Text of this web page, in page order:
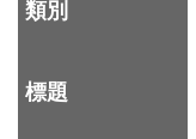
障
專